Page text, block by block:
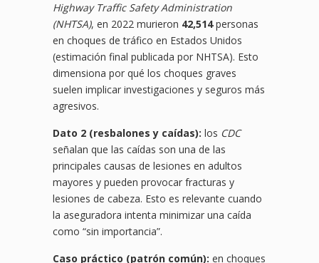
Highway Traffic Safety Administration
(NHTSA), en 2022 murieron 42,514personas
en choques de tráfico en Estados Unidos
(estimación final publicada por NHTSA). Esto
dimensiona por qué los choques graves
suelen implicar investigaciones y seguros más
agresivos.
Dato 2 (resbalones y caídas): los CDC
señalan que las caídas son una de las
principales causas de lesiones en adultos
mayores y pueden provocar fracturas y
lesiones de cabeza. Esto es relevante cuando
la aseguradora intenta minimizar una caída
como “sin importancia”.
Caso práctico (patrón común): en choques